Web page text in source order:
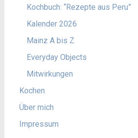
Kochbuch: “Rezepte aus Peru”
Kalender 2026
Mainz A bis Z
Everyday Objects
Mitwirkungen
Kochen
Über mich
Impressum